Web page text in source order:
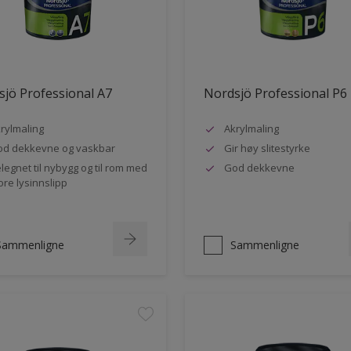
Professional A7
dekkevne og vaskbar
til nybygg og til rom med
lysinnslipp
Nordsjö Professional P6
Akrylmaling
Gir høy slitestyrke
God dekkevne
Sammenligne